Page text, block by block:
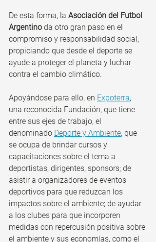
De esta forma, la Asociación del Futbol
Argentino da otro gran paso en el
compromiso y responsabilidad social,
propiciando que desde el deporte se
ayude a proteger el planeta y luchar
contra el cambio climático.
Apoyándose para ello, en Expoterra,
una reconocida Fundación, que tiene
entre sus ejes de trabajo, el
denominado Deporte y Ambiente, que
se ocupa de brindar cursos y
capacitaciones sobre el tema a
deportistas, dirigentes, sponsors; de
asistir a organizadores de eventos
deportivos para que reduzcan los
impactos sobre el ambiente; de ayudar
a los clubes para que incorporen
medidas con repercusión positiva sobre
el ambiente y sus economías, como el